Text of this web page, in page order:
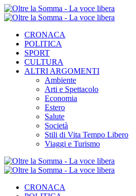
CRONACA
POLITICA
SPORT
CULTURA
ALTRI ARGOMENTI
Ambiente
Arti e Spettacolo
Economia
Estero
Salute
Società
Stili di Vita Tempo Libero
Viaggi e Turismo
CRONACA